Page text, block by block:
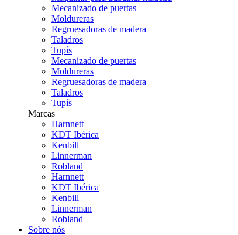
Mecanizado de puertas
Moldureras
Regruesadoras de madera
Taladros
Tupís
Mecanizado de puertas
Moldureras
Regruesadoras de madera
Taladros
Tupís
Marcas
Harnnett
KDT Ibérica
Kenbill
Linnerman
Robland
Harnnett
KDT Ibérica
Kenbill
Linnerman
Robland
Sobre nós